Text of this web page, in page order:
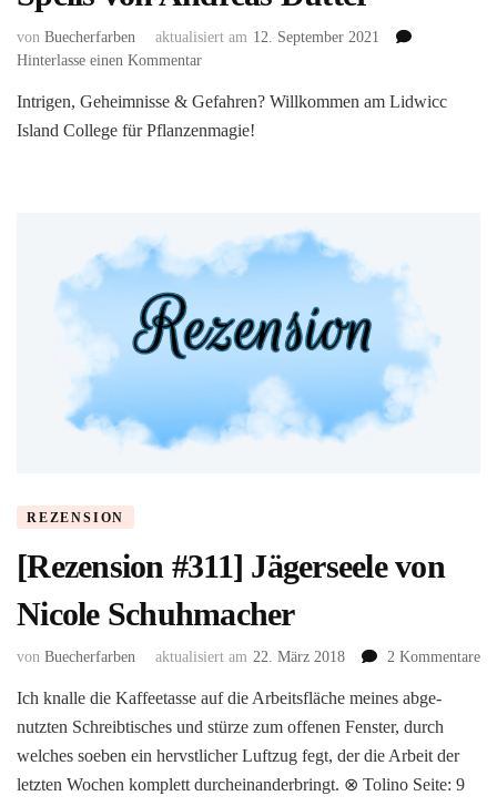
von Buecherfarben aktualisiert am 12. September 2021
Hinterlasse einen Kommentarzu
Island
College
Andreas
Dutter
Intrigen, Geheimnisse & Gefahren? Willkommen am Lidwicc
Island College für Pflanzenmagie!
REZENSION
[Rezension #311] Jägerseele von
Nicole Schuhmacher
von Buecherfarben aktualisiert am 22. März 2018 2 Kommentarezu
Ich knalle die Kaffeetasse auf die Arbeitsfläche meines abge-
nutzten Schreibtisches und stürze zum offenen Fenster, durch
welches soeben ein hervstlicher Luftzug fegt, der die Arbeit der
letzten Wochen komplett durcheinanderbringt. ⊗ Tolino Seite: 9